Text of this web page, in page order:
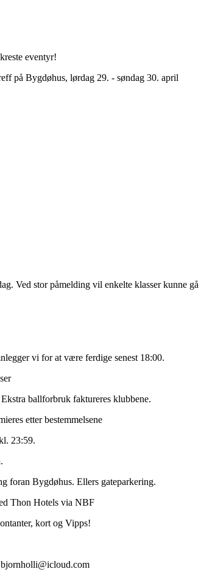
eventyr!
på Bygdøhus, lørdag 29. - søndag 30. april
Ved stor påmelding vil enkelte klasser kunne
vi for at være ferdige senest 18:00.
ballforbruk faktureres klubbene.
etter bestemmelsene
23:59.
foran Bygdøhus. Ellers gateparkering.
Thon Hotels via NBF
kort og Vipps!